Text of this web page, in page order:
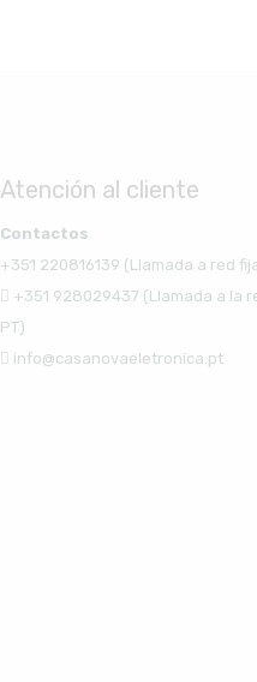
Atención al cliente
Contactos
+351 220816139 (Llamada a red
+351 928029437 (Llamada a la
PT)
info@casanovaeletronica.pt